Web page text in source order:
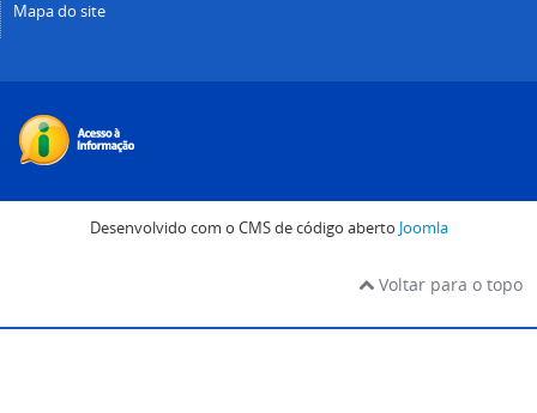
Mapa do site
Desenvolvido com o CMS de código aberto Joomla
Voltar para o topo